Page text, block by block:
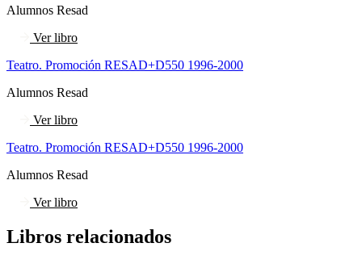
Alumnos Resad
Ver libro
Teatro. Promoción RESAD+D550 1996-2000
Alumnos Resad
Ver libro
Teatro. Promoción RESAD+D550 1996-2000
Alumnos Resad
Ver libro
Libros relacionados